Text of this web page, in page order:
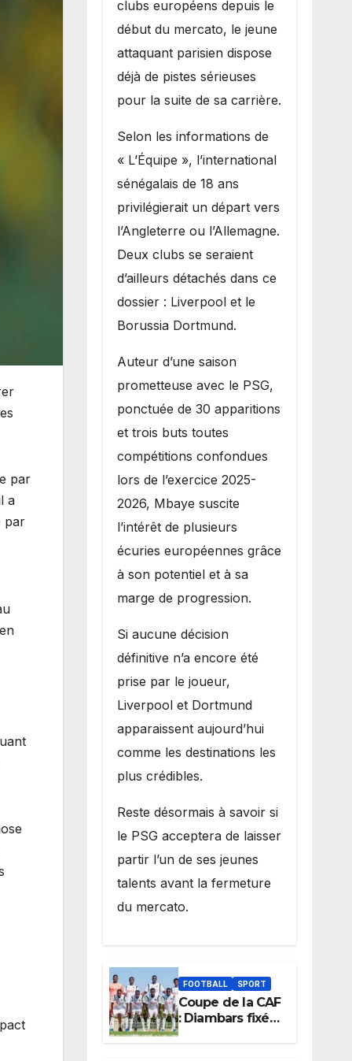
par
a
par
recruter Ibrahim
Mbaye
clubs européens depuis le
début du mercato, le jeune
attaquant parisien dispose
déjà de pistes sérieuses
pour la suite de sa carrière.
Selon les informations de
« L’Équipe », l’international
sénégalais de 18 ans
privilégierait un départ vers
l’Angleterre ou l’Allemagne.
Deux clubs se seraient
d’ailleurs détachés dans ce
dossier : Liverpool et le
Borussia Dortmund.
Auteur d’une saison
prometteuse avec le PSG,
ponctuée de 30 apparitions
et trois buts toutes
compétitions confondues
lors de l’exercice 2025-
2026, Mbaye suscite
l’intérêt de plusieurs
écuries européennes grâce
à son potentiel et à sa
marge de progression.
Si aucune décision
définitive n’a encore été
prise par le joueur,
Liverpool et Dortmund
apparaissent aujourd’hui
comme les destinations les
plus crédibles.
Reste désormais à savoir si
le PSG acceptera de laisser
partir l’un de ses jeunes
talents avant la fermeture
du mercato.
FOOTBALL SPORT
Coupe de la CAF
: Diambars fixé
sur son destin